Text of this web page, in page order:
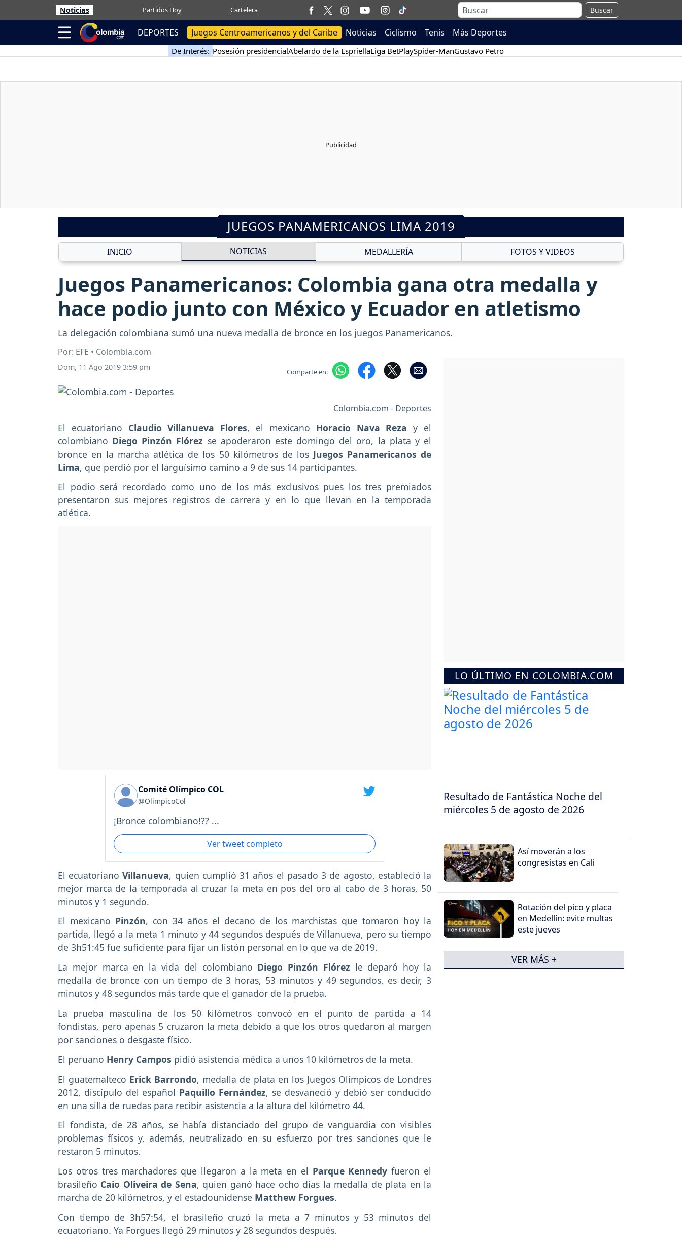
Noticias Partidos Hoy Cartelera Buscar
DEPORTES Juegos Centroamericanos y del Caribe Noticias Ciclismo Tenis Más Deportes
De Interés: Posesión presidencialAbelardo de la EspriellaLiga BetPlaySpider-ManGustavo Petro
JUEGOS PANAMERICANOS LIMA 2019
INICIO NOTICIAS MEDALLERÍA FOTOS Y VIDEOS
Juegos Panamericanos: Colombia gana otra medalla y
hace podio junto con México y Ecuador en atletismo
La delegación colombiana sumó una nueva medalla de bronce en los juegos Panamericanos.
Por: EFE • Colombia.com
Dom, 11 Ago 2019 3:59 pm Comparte en:
Colombia.com - Deportes
El ecuatoriano Claudio Villanueva Flores, el mexicano Horacio Nava Reza y el
colombiano Diego Pinzón Flórez se apoderaron este domingo del oro, la plata y el
bronce en la marcha atlética de los 50 kilómetros de los Juegos Panamericanos de
Lima, que perdió por el larguísimo camino a 9 de sus 14 participantes.
El podio será recordado como uno de los más exclusivos pues los tres premiados
presentaron sus mejores registros de carrera y en lo que llevan en la temporada
atlética.
Comité Olímpico COL
@OlimpicoCol
¡Bronce colombiano!?? ...
Ver tweet completo
El ecuatorianoVillanueva, quien cumplió 31 años el pasado 3 de agosto, estableció la
mejor marca de la temporada al cruzar la meta en pos del oro al cabo de 3 horas, 50
minutos y 1 segundo.
El mexicano Pinzón, con 34 años el decano de los marchistas que tomaron hoy la
partida, llegó a la meta 1 minuto y 44 segundos después de Villanueva, pero su tiempo
de 3h51:45 fue suficiente para fijar un listón personal en lo que va de 2019.
La mejor marca en la vida del colombiano Diego Pinzón Flórez le deparó hoy la
medalla de bronce con un tiempo de 3 horas, 53 minutos y 49 segundos, es decir, 3
minutos y 48 segundos más tarde que el ganador de la prueba.
La prueba masculina de los 50 kilómetros convocó en el punto de partida a 14
fondistas, pero apenas 5 cruzaron la meta debido a que los otros quedaron al margen
por sanciones o desgaste físico.
El peruano Henry Campos pidió asistencia médica a unos 10 kilómetros de la meta.
El guatemalteco Erick Barrondo, medalla de plata en los Juegos Olímpicos de Londres
2012, discípulo del español Paquillo Fernández, se desvaneció y debió ser conducido
en una silla de ruedas para recibir asistencia a la altura del kilómetro 44.
El fondista, de 28 años, se había distanciado del grupo de vanguardia con visibles
problemas físicos y, además, neutralizado en su esfuerzo por tres sanciones que le
restaron 5 minutos.
Los otros tres marchadores que llegaron a la meta en el Parque Kennedy fueron el
brasileño Caio Oliveira de Sena, quien ganó hace ocho días la medalla de plata en la
marcha de 20 kilómetros, y el estadounidense Matthew Forgues.
Con tiempo de 3h57:54, el brasileño cruzó la meta a 7 minutos y 53 minutos del
ecuatoriano. Ya Forgues llegó 29 minutos y 28 segundos después.
LO ÚLTIMO EN COLOMBIA.COM
Resultado de Fantástica Noche del
miércoles 5 de agosto de 2026
Así moverán a los
congresistas en Cali
Rotación del pico y placa
en Medellín: evite multas
este jueves
VER MÁS +